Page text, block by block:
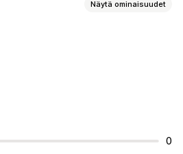
Näytä ominaisuudet
0